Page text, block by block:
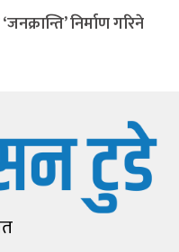
निर्माण गरिने